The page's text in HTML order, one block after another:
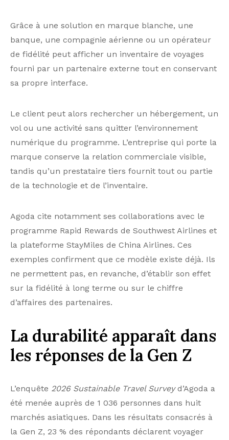
Grâce à une solution en marque blanche, une
banque, une compagnie aérienne ou un opérateur
de fidélité peut afficher un inventaire de voyages
fourni par un partenaire externe tout en conservant
sa propre interface.
Le client peut alors rechercher un hébergement, un
vol ou une activité sans quitter l’environnement
numérique du programme. L’entreprise qui porte la
marque conserve la relation commerciale visible,
tandis qu’un prestataire tiers fournit tout ou partie
de la technologie et de l’inventaire.
Agoda cite notamment ses collaborations avec le
programme Rapid Rewards de Southwest Airlines et
la plateforme StayMiles de China Airlines. Ces
exemples confirment que ce modèle existe déjà. Ils
ne permettent pas, en revanche, d’établir son effet
sur la fidélité à long terme ou sur le chiffre
d’affaires des partenaires.
La durabilité apparaît dans
les réponses de la Gen Z
L’enquête 2026 Sustainable Travel Surveyd’Agoda a
été menée auprès de 1 036 personnes dans huit
marchés asiatiques. Dans les résultats consacrés à
la Gen Z, 23 % des répondants déclarent voyager